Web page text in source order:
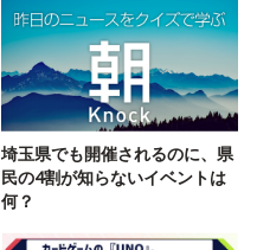
埼玉県でも開催されるのに、県
民の4割が知らないイベントは
何？